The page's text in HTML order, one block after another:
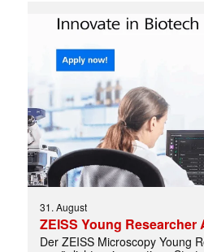
31. August
ZEISS Young Researcher
Der ZEISS Microscopy Young